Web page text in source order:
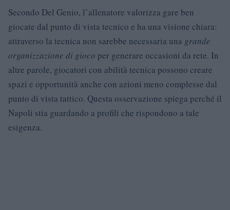
Secondo Del Genio, l’allenatore valorizza gare ben
giocate dal punto di vista tecnico e ha una visione chiara:
attraverso la tecnica non sarebbe necessaria una grande
organizzazione di gioco per generare occasioni da rete. In
altre parole, giocatori con abilità tecnica possono creare
spazi e opportunità anche con azioni meno complesse dal
punto di vista tattico. Questa osservazione spiega perché il
Napoli stia guardando a profili che rispondono a tale
esigenza.